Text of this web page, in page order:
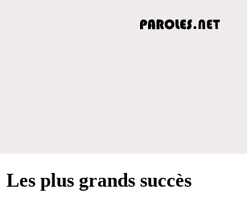
Les plus grands succès